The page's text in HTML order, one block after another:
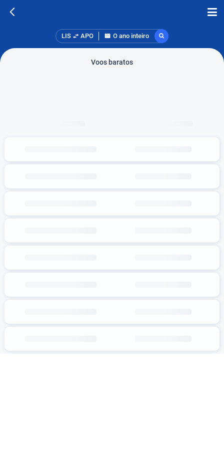
LIS APO O ano inteiro
Voos baratos